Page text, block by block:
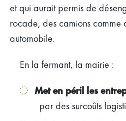
et qui aurait permis de
rocade, des camions comme
automobile.
En la fermant, la mairie :
Met en péril les
par des surcoûts